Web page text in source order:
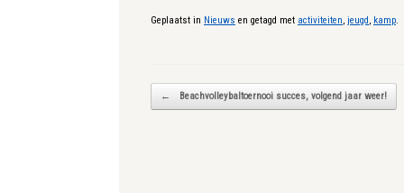
Geplaatst in Nieuws en getagd met activiteiten jeugd kamp
Bericht navigatie
← Beachvolleybaltoernooi succes, volgend jaar weer!